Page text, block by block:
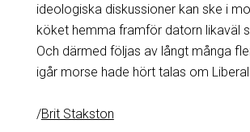
ideologiska diskussioner kan ske i
köket hemma framför datorn likaväl
Och därmed följas av långt många
igår morse hade hört talas om
/Brit Stakston